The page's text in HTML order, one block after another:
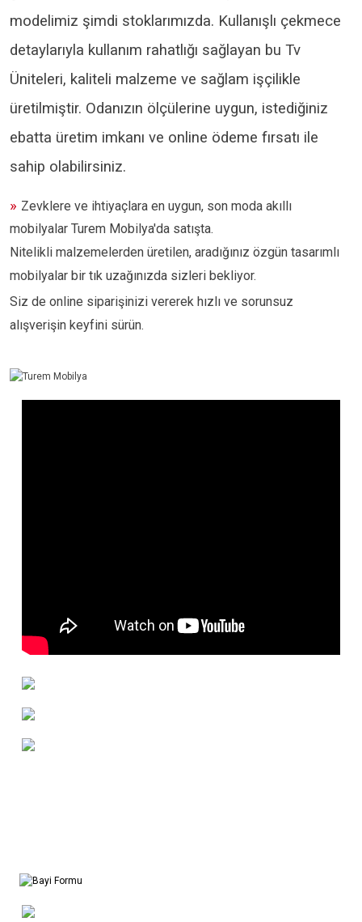
modelimiz şimdi stoklarımızda. Kullanışlı çekmece
detaylarıyla kullanım rahatlığı sağlayan bu Tv
Üniteleri, kaliteli malzeme ve sağlam işçilikle
üretilmiştir. Odanızın ölçülerine uygun, istediğiniz
ebatta üretim imkanı ve online ödeme fırsatı ile
sahip olabilirsiniz.
» Zevklere ve ihtiyaçlara en uygun, son moda akıllı
mobilyalar Turem Mobilya'da satışta.
Nitelikli malzemelerden üretilen, aradığınız özgün tasarımlı
mobilyalar bir tık uzağınızda sizleri bekliyor.
Siz de online siparişinizi vererek hızlı ve sorunsuz
alışverişin keyfini sürün.